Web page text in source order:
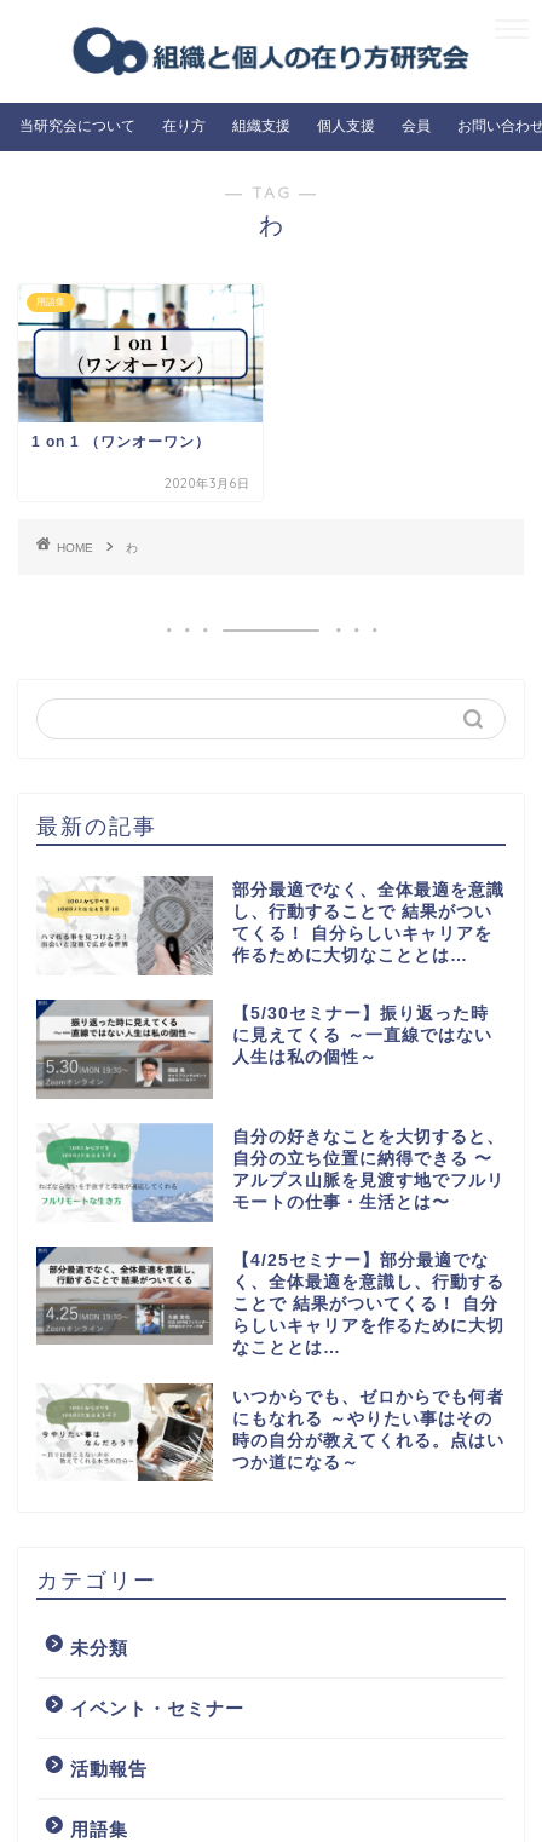
当研究会について 在り方 組織支援 個人支援 会員 お問い合わ
― TAG ―
わ
用語集
1 on 1 （ワンオーワン）
2020年3月6日
HOME わ
最新の記事
部分最適でなく、全体最適を意識
し、行動することで 結果がつい
てくる！ 自分らしいキャリアを
作るために大切なこととは…
【5/30セミナー】振り返った時
に見えてくる ～一直線ではない
人生は私の個性～
自分の好きなことを大切すると、
自分の立ち位置に納得できる 〜
アルプス山脈を見渡す地でフルリ
モートの仕事・生活とは〜
【4/25セミナー】部分最適でな
く、全体最適を意識し、行動する
ことで 結果がついてくる！ 自分
らしいキャリアを作るために大切
なこととは…
いつからでも、ゼロからでも何者
にもなれる ～やりたい事はその
時の自分が教えてくれる。点はい
つか道になる～
カテゴリー
未分類
イベント・セミナー
活動報告
用語集